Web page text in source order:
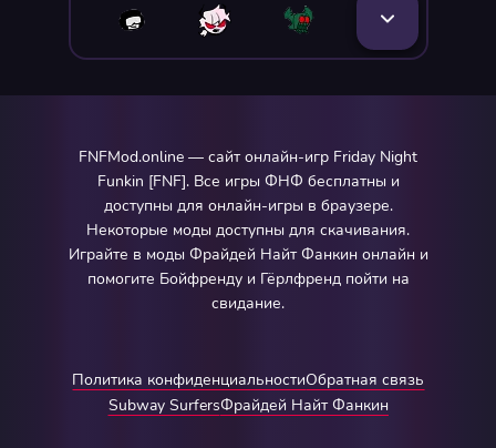
FNFMod.online — сайт онлайн-игр Friday Night
Funkin [FNF]. Все игры ФНФ бесплатны и
доступны для онлайн-игры в браузере.
Некоторые моды доступны для скачивания.
Играйте в моды Фрайдей Найт Фанкин онлайн и
помогите Бойфренду и Гёрлфренд пойти на
свидание.
Политика конфиденциальностиОбратная связь
Subway SurfersФрайдей Найт Фанкин